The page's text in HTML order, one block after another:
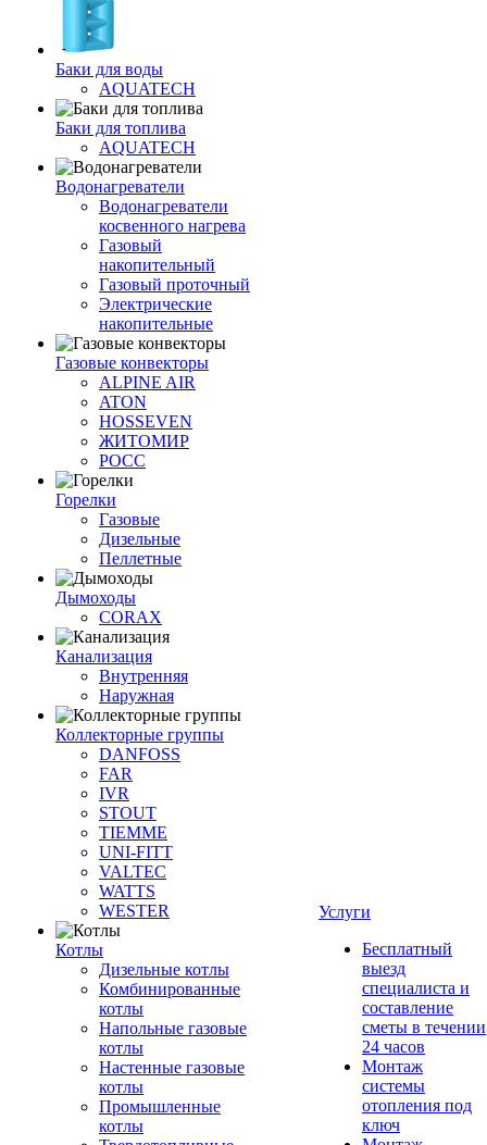
Баки для воды
AQUATECH
Баки для топлива
AQUATECH
Водонагреватели
Водонагреватели
косвенного нагрева
Газовый
накопительный
Газовый проточный
Электрические
накопительные
Газовые конвекторы
ALPINE AIR
ATON
HOSSEVEN
ЖИТОМИР
РОСС
Горелки
Газовые
Дизельные
Пеллетные
Дымоходы
CORAX
Канализация
Внутренняя
Наружная
Коллекторные группы
DANFOSS
FAR
IVR
STOUT
TIEMME
UNI-FITT
VALTEC
WATTS
WESTER
Котлы
Дизельные котлы
Комбинированные
котлы
Напольные газовые
котлы
Настенные газовые
котлы
Промышленные
котлы
Услуги
Бесплатный
выезд
специалиста и
составление
сметы в течении
24 часов
Монтаж
системы
отопления под
ключ